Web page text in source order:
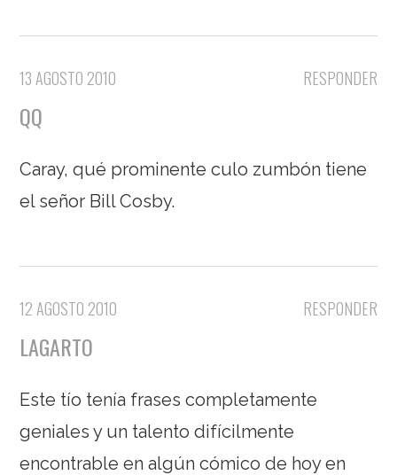
RESPONDER
13 AGOSTO 2010
QQ
Caray, qué prominente culo zumbón tiene
el señor Bill Cosby.
RESPONDER
12 AGOSTO 2010
LAGARTO
Este tío tenía frases completamente
geniales y un talento difícilmente
encontrable en algún cómico de hoy en